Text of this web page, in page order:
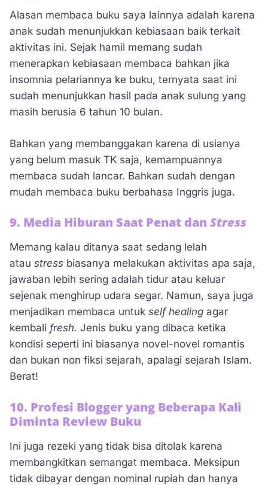
Alasan membaca buku saya lainnya adalah karena
anak sudah menunjukkan kebiasaan baik terkait
aktivitas ini. Sejak hamil memang sudah
menerapkan kebiasaan membaca bahkan jika
insomnia pelariannya ke buku, ternyata saat ini
sudah menunjukkan hasil pada anak sulung yang
masih berusia 6 tahun 10 bulan.
Bahkan yang membanggakan karena di usianya
yang belum masuk TK saja, kemampuannya
membaca sudah lancar. Bahkan sudah dengan
mudah membaca buku berbahasa Inggris juga.
9. Media Hiburan Saat Penat dan Stress
Memang kalau ditanya saat sedang lelah
atau stress biasanya melakukan aktivitas apa saja,
jawaban lebih sering adalah tidur atau keluar
sejenak menghirup udara segar. Namun, saya juga
menjadikan membaca untuk self healing agar
kembali fresh. Jenis buku yang dibaca ketika
kondisi seperti ini biasanya novel-novel romantis
dan bukan non fiksi sejarah, apalagi sejarah Islam.
Berat!
10. Profesi Blogger yang Beberapa Kali
Diminta Review Buku
Ini juga rezeki yang tidak bisa ditolak karena
membangkitkan semangat membaca. Meksipun
tidak dibayar dengan nominal rupiah dan hanya